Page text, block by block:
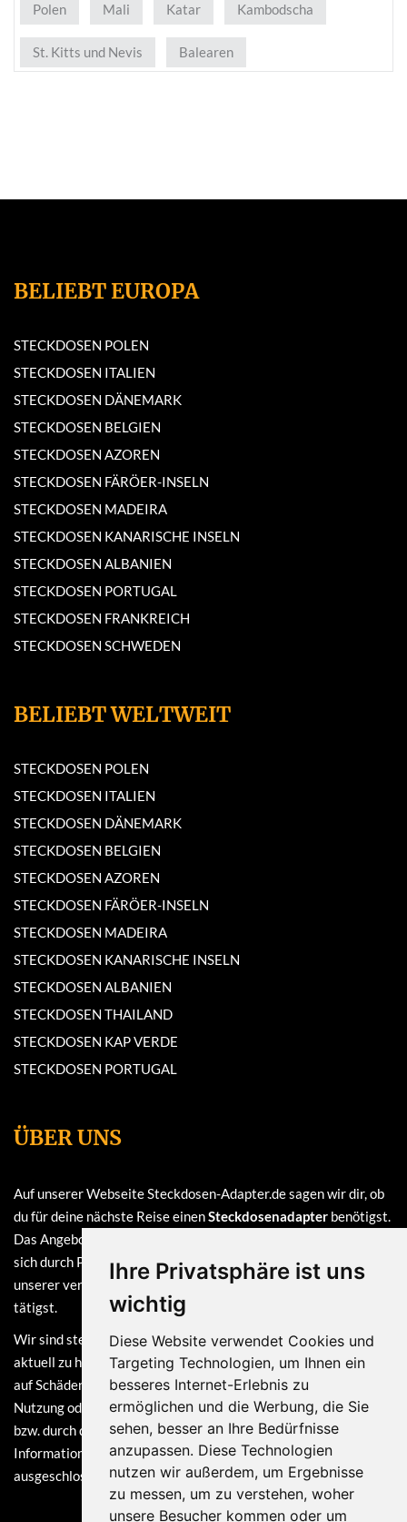
Ihre Privatsphäre ist uns
wichtig
Diese Website verwendet Cookies und
Targeting Technologien, um Ihnen ein
besseres Internet-Erlebnis zu
ermöglichen und die Werbung, die Sie
sehen, besser an Ihre Bedürfnisse
anzupassen. Diese Technologien
nutzen wir außerdem, um Ergebnisse
zu messen, um zu verstehen, woher
unsere Besucher kommen oder um
Polen Mali Katar Kambodscha
St. Kitts und Nevis Balearen
BELIEBT EUROPA
STECKDOSEN POLEN
STECKDOSEN ITALIEN
STECKDOSEN DÄNEMARK
STECKDOSEN BELGIEN
STECKDOSEN AZOREN
STECKDOSEN FÄRÖER-INSELN
STECKDOSEN MADEIRA
STECKDOSEN KANARISCHE INSELN
STECKDOSEN ALBANIEN
STECKDOSEN PORTUGAL
STECKDOSEN FRANKREICH
STECKDOSEN SCHWEDEN
BELIEBT WELTWEIT
STECKDOSEN POLEN
STECKDOSEN ITALIEN
STECKDOSEN DÄNEMARK
STECKDOSEN BELGIEN
STECKDOSEN AZOREN
STECKDOSEN FÄRÖER-INSELN
STECKDOSEN MADEIRA
STECKDOSEN KANARISCHE INSELN
STECKDOSEN ALBANIEN
STECKDOSEN THAILAND
STECKDOSEN KAP VERDE
STECKDOSEN PORTUGAL
ÜBER UNS
Auf unserer Webseite Steckdosen-Adapter.de sagen wir dir, ob
du für deine nächste Reise einenSteckdosenadapter benötigst.
Das Angebot auf dieser Webseite ist
sich durch Provisionen, die wir erhalten, sofern du bei einem
unserer verlinkten Partner (z.B. Amazon) eine Bestellung
tätigst.
Wir sind stets bemüht, die Informationen auf dieser Webseite
aktuell zu halten. Dennoch sind Haftungsansprüche, welche sich
auf Schäden materieller oder ideeller Art beziehen, die durch die
Nutzung oder Nichtnutzung der dargebotenen Informationen
bzw. durch die Nutzung fehlerhafter und unvollständiger
Informationen verursacht wurden, grundsätzlich
ausgeschlossen.